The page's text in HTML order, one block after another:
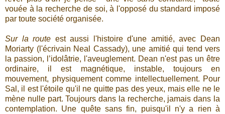
vouée à la recherche de soi, à l'opposé du standard imposé
par toute société organisée.
Sur la route est aussi l'histoire d'une amitié, avec Dean
Moriarty (l'écrivain Neal Cassady), une amitié qui tend vers
la passion, l’idolâtrie, l'aveuglement. Dean n'est pas un être
ordinaire, il est magnétique, instable, toujours en
mouvement, physiquement comme intellectuellement. Pour
Sal, il est l'étoile qu'il ne quitte pas des yeux, mais elle ne le
mène nulle part. Toujours dans la recherche, jamais dans la
contemplation. Une quête sans fin, puisqu'il n'y a rien à